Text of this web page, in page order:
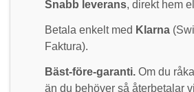
Snabb leverans, direkt hem
Betala enkelt med Klarna
Faktura).
Bäst-före-garanti.Om du
än du behöver så återbetalar